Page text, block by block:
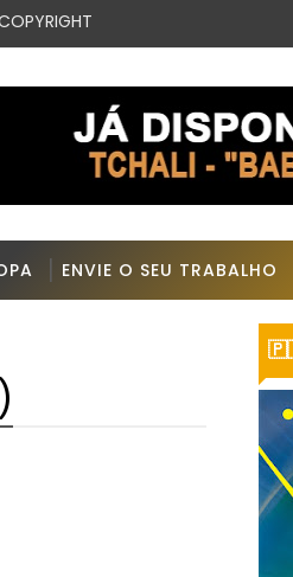
ENVIE O SEU TRABALHO